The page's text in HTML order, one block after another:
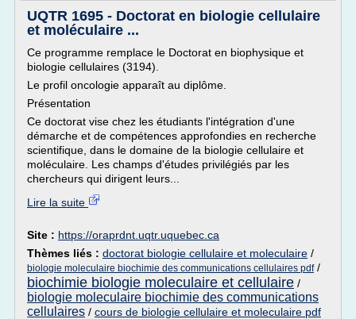
UQTR 1695 - Doctorat en biologie cellulaire
et moléculaire ...
Ce programme remplace le Doctorat en biophysique et
biologie cellulaires (3194).
Le profil oncologie apparaît au diplôme.
Présentation
Ce doctorat vise chez les étudiants l'intégration d'une
démarche et de compétences approfondies en recherche
scientifique, dans le domaine de la biologie cellulaire et
moléculaire. Les champs d'études privilégiés par les
chercheurs qui dirigent leurs...
Lire la suite
Site : https://oraprdnt.uqtr.uquebec.ca
Thèmes liés : doctorat biologie cellulaire et moleculaire /
biologie moleculaire biochimie des communications cellulaires pdf/
biochimie biologie moleculaire et cellulaire /
biologie moleculaire biochimie des communications
cellulaires / cours de biologie cellulaire et moleculaire pdf